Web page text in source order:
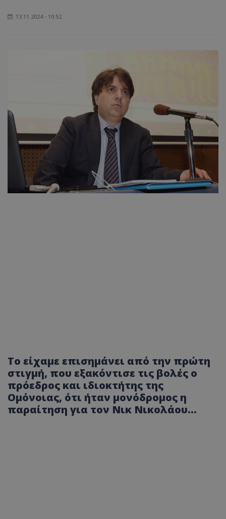
13.11.2024 - 10:52
Το είχαμε επισημάνει από την πρώτη
στιγμή, που εξακόντισε τις βολές ο
πρόεδρος και ιδιοκτήτης της
Ομόνοιας, ότι ήταν μονόδρομος η
παραίτηση για τον Νικ Νικολάου…